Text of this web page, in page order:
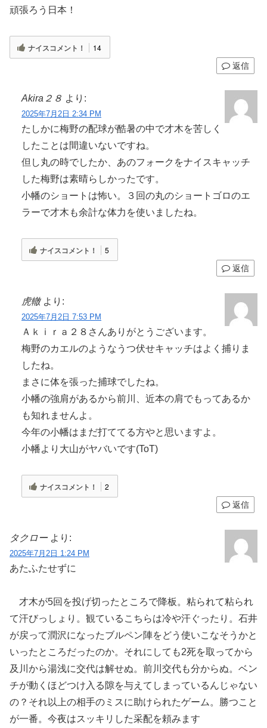
頑張ろう日本！
ナイスコメント！ 14
返信
Akira２８ より:
2025年7月2日 2:34 PM
たしかに梅野の配球が酷暑の中で才木を苦しく
したことは間違いないですね。
但し丸の時でしたか、あのフォークをナイスキャッチ
した梅野は素晴らしかったです。
小幡のショートは怖い。３回の丸のショートゴロのエ
ラーで才木も余計な体力を使いましたね。
ナイスコメント！ 5
返信
虎轍 より:
2025年7月2日 7:53 PM
Ａｋｉｒａ２８さんありがとうございます。
梅野のカエルのようなうつ伏せキャッチはよく捕りま
したね。
まさに体を張った捕球でしたね。
小幡の強肩があるから前川、近本の肩でもってあるか
も知れませんよ。
今年の小幡はまだ打ててる方やと思いますよ。
小幡より大山がヤバいです(ToT)
ナイスコメント！ 2
返信
タクロー より:
2025年7月2日 1:24 PM
あたふたせずに
才木が5回を投げ切ったところで降板。粘られて粘られ
て汗びっしょり。観ているこちらは冷や汗ぐったり。石井
が戻って潤沢になったブルペン陣をどう使いこなそうかと
いったところだったのか。それにしても2死を取ってから
及川から湯浅に交代は解せぬ。前川交代も分からぬ。ベン
チが動くほどつけ入る隙を与えてしまっているんじゃない
の？それ以上の相手のミスに助けられたゲーム。勝つこと
が一番。今夜はスッキリした采配を頼みます